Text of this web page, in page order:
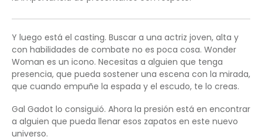
Y luego está el casting. Buscar a una actriz joven, alta y
con habilidades de combate no es poca cosa. Wonder
Woman es un icono. Necesitas a alguien que tenga
presencia, que pueda sostener una escena con la mirada,
que cuando empuñe la espada y el escudo, te lo creas.
Gal Gadot lo consiguió. Ahora la presión está en encontrar
a alguien que pueda llenar esos zapatos en este nuevo
universo.